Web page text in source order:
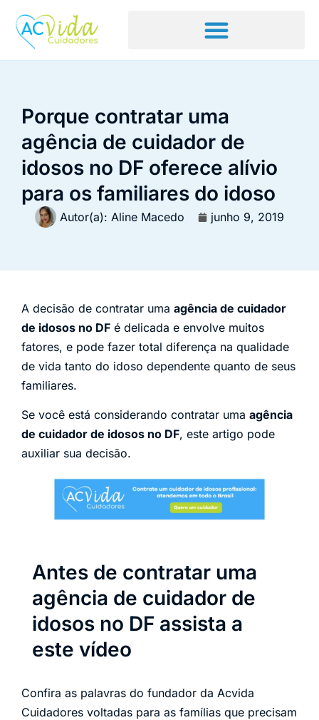
Porque contratar uma
agência de cuidador de
idosos no DF oferece alívio
para os familiares do idoso
Autor(a): Aline Macedo junho 9, 2019
A decisão de contratar uma agência de cuidador
de idosos no DF é delicada e envolve muitos
fatores, e pode fazer total diferença na qualidade
de vida tanto do idoso dependente quanto de seus
familiares.
Se você está considerando contratar uma agência
de cuidador de idosos no DF, este artigo pode
auxiliar sua decisão.
Antes de contratar uma
agência de cuidador de
idosos no DF assista a
este vídeo
Confira as palavras do fundador da Acvida
Cuidadores voltadas para as famílias que precisam